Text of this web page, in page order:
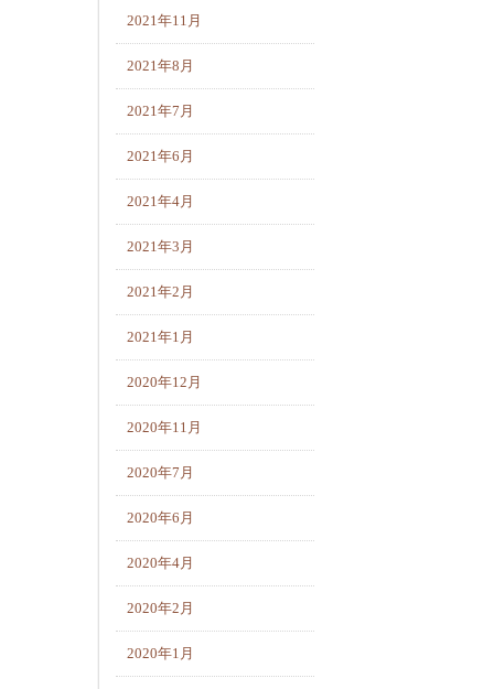
2021年11月
2021年8月
2021年7月
2021年6月
2021年4月
2021年3月
2021年2月
2021年1月
2020年12月
2020年11月
2020年7月
2020年6月
2020年4月
2020年2月
2020年1月